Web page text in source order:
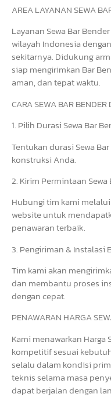
AREA LAYANAN SEWA
Layanan Sewa Bar
wilayah Indonesia
sekitarnya. Didukung
siap mengirimkan Bar
aman, dan tepat waktu.
CARA SEWA BAR
1. Pilih Durasi Sewa Bar
Tentukan durasi Sewa
konstruksi Anda.
2. Kirim Permintaan Sewa
Hubungi tim kami
website untuk
penawaran terbaik.
3. Pengiriman & Instalasi
Tim kami akan
dan membantu proses
dengan cepat.
PENAWARAN HARGA
Kami menawarkan Harga
kompetitif sesuai
selalu dalam kondisi
teknis selama masa
dapat berjalan dengan